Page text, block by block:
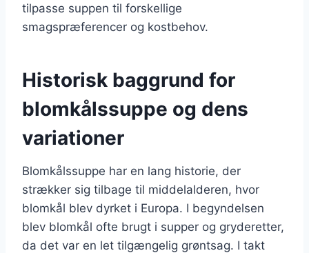
tilpasse suppen til forskellige
smagspræferencer og kostbehov.
Historisk baggrund for
blomkålssuppe og dens
variationer
Blomkålssuppe har en lang historie, der
strækker sig tilbage til middelalderen, hvor
blomkål blev dyrket i Europa. I begyndelsen
blev blomkål ofte brugt i supper og gryderetter,
da det var en let tilgængelig grøntsag. I takt